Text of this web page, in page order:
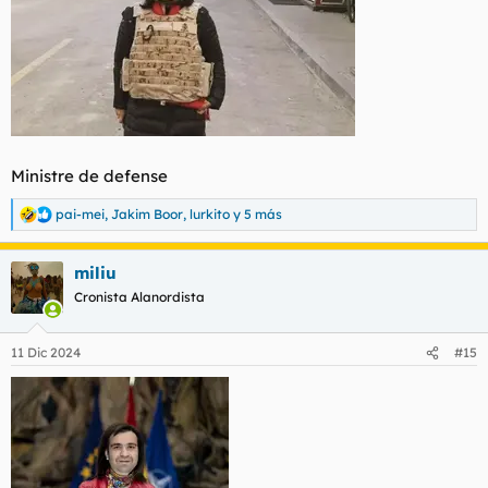
Ministre de defense
R
e
a
c
c
i
e
s
pai-mei, Jakim Boor, lurkito y 5 más
miliu
Cronista Alanordista
11 Dic 2024 #15